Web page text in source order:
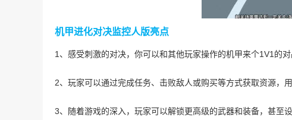
机甲进化对决监控人版亮点
1、感受刺激的对决，你可以和其他玩家操作的机甲来个1V1的对
2、玩家可以通过完成任务、击败敌人或购买等方式获取资源，
3、随着游戏的深入，玩家可以解锁更高级的武器和装备，甚至